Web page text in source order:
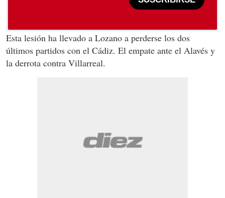
Esta lesión ha llevado a Lozano a perderse los dos
últimos partidos con el Cádiz. El empate ante el Alavés y
la derrota contra Villarreal.